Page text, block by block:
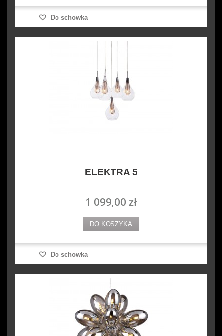
Do schowka
ELEKTRA 5
1 099,00 zł
DO KOSZYKA
Do schowka